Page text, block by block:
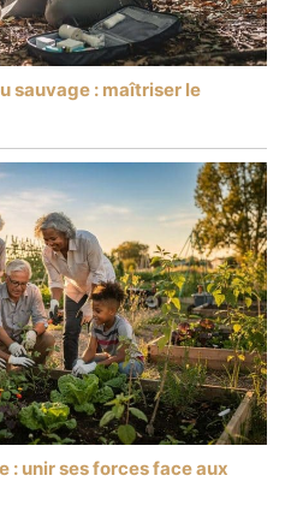
sauvage : maîtriser le
: unir ses forces face aux